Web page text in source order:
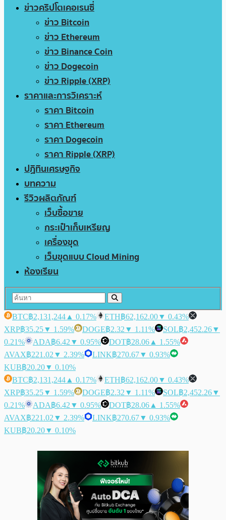
ข่าวคริปโตเคอเรนซี่
ข่าว Bitcoin
ข่าว Ethereum
ข่าว Binance Coin
ข่าว Dogecoin
ข่าว Ripple (XRP)
ราคาและการวิเคราะห์
ราคา Bitcoin
ราคา Ethereum
ราคา Dogecoin
ราคา Ripple (XRP)
ปฏิทินเศรษฐกิจ
บทความ
รีวิวผลิตภัณฑ์
เว็บซื้อขาย
กระเป๋าเก็บเหรียญ
เครื่องขุด
เว็บขุดแบบ Cloud Mining
ห้องเรียน
BTC฿2,131,244 ▲ 0.17% ETH฿62,162.00▼ 0.43%
XRP฿35.25▼ 1.59% DOGE฿2.32 ▼ 1.11% SOL฿2,452.26▼
0.21%
ADA฿6.42 ▼ 0.95% DOT฿28.06 ▲ 1.55%
AVAX฿221.02 ▼ 2.39% LINK฿270.67▼ 0.93%
KUB฿20.20▼ 0.10%
BTC฿2,131,244 ▲ 0.17% ETH฿62,162.00▼ 0.43%
XRP฿35.25▼ 1.59% DOGE฿2.32 ▼ 1.11% SOL฿2,452.26▼
0.21%
ADA฿6.42 ▼ 0.95% DOT฿28.06 ▲ 1.55%
AVAX฿221.02 ▼ 2.39% LINK฿270.67▼ 0.93%
KUB฿20.20▼ 0.10%